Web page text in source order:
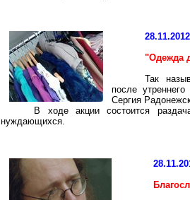
28.11.2012
"Одежда
Так
после
Сергия
В ходе акции состоится
нуждающихся.